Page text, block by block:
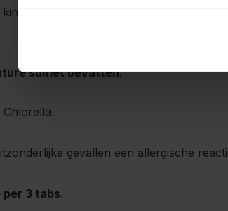
houden.
sulfiet bevatten.
Chlorella.
gevallen een allergische
3 tabs.